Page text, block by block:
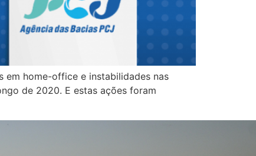
em home-office e instabilidades nas
de 2020. E estas ações foram